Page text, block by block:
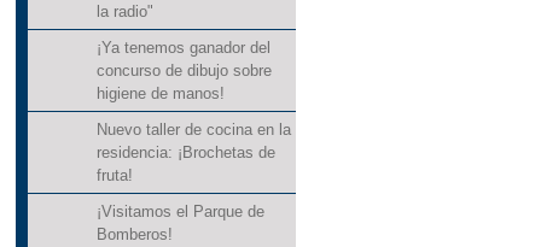
la radio"
¡Ya tenemos ganador del
concurso de dibujo sobre
higiene de manos!
Nuevo taller de cocina en la
residencia: ¡Brochetas de
fruta!
¡Visitamos el Parque de
Bomberos!